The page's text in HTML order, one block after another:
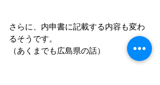
さらに、内申書に記載する内容も変わ
るそうです。
（あくまでも広島県の話）